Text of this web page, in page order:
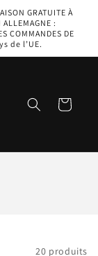
GRATUITE À
:
COMMANDES DE
de l’UE.
Panier
20 produits